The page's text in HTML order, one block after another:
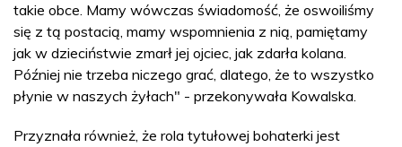
takie obce. Mamy wówczas świadomość, że oswoiliśmy
się z tą postacią, mamy wspomnienia z nią, pamiętamy
jak w dzieciństwie zmarł jej ojciec, jak zdarła kolana.
Później nie trzeba niczego grać, dlatego, że to wszystko
płynie w naszych żyłach" - przekonywała Kowalska.
Przyznała również, że rola tytułowej bohaterki jest